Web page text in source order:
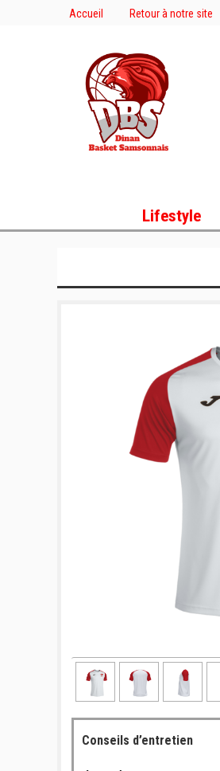
Accueil Retour à notre site
Lifestyle
Conseils d’entretien